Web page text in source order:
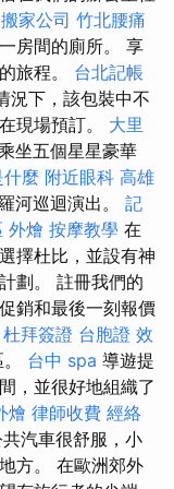
搬家公司 竹北腰痛
房間的廁所。 享
旅程。 台北記帳
況下，該包裝中不
現場預訂。 大里
坐五個星星豪華
麼 附近眼科 高雄
河巡迴演出。 記
外燴 按摩教學 在
擇杜比，並設有神
劃。 註冊我們的
銷和最後一刻報價
杜拜簽證 台胞證 效
台中 spa 導遊提
，並很好地組織了
燴 律師收費 經絡
共汽車很舒服，小
方。 在歐洲郊外